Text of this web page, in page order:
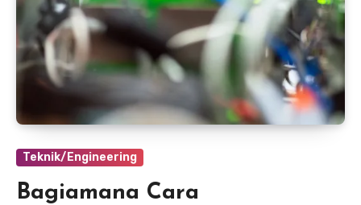
Teknik/Engineering
Bagiamana Cara